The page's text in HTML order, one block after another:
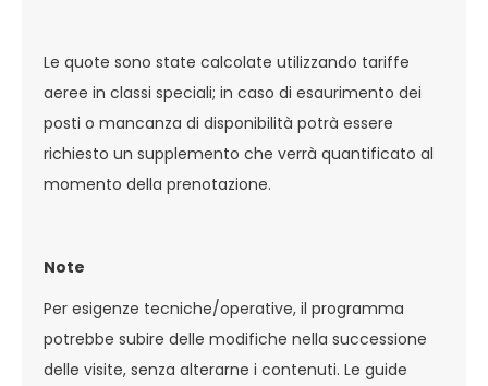
Le quote sono state calcolate utilizzando tariffe
aeree in classi speciali; in caso di esaurimento dei
posti o mancanza di disponibilità potrà essere
richiesto un supplemento che verrà quantificato al
momento della prenotazione.
Note
Per esigenze tecniche/operative, il programma
potrebbe subire delle modifiche nella successione
delle visite, senza alterarne i contenuti. Le guide